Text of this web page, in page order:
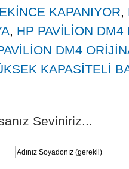
KAPANIYOR,
, HP PAVİLİON
DM4
KAPASİTELİ
Seviniriz...
Adınız Soyadonız (gerekli)